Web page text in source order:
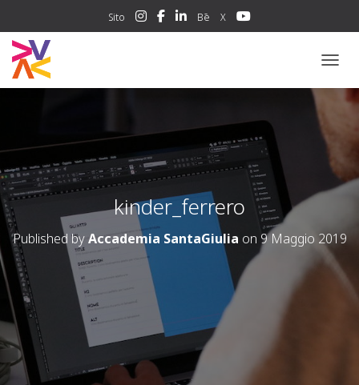
Sito Bē X
kinder_ferrero
Published byAccademia SantaGiulia on 9 Maggio 2019